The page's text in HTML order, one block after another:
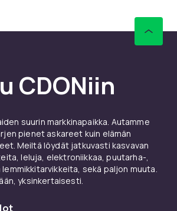
lelun lapsellesi.
kilpailukykyiseen
toimituksella.
ja lue asiakasarvioita
lelun lapsellesi.
rymdskepp:ä LEGOlta,
CDONiin
suurin markkinapaikka. Autamme
pienet askareet kuin elämän
Meiltä löydät jatkuvasti kasvavan
leluja, elektroniikkaa, puutarha-,
sekä paljon muuta.
yksinkertaisesti.